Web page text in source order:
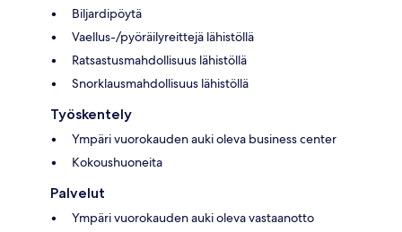
Biljardipöytä
Vaellus-/pyöräilyreittejä lähistöllä
Ratsastusmahdollisuus lähistöllä
Snorklausmahdollisuus lähistöllä
Työskentely
Ympäri vuorokauden auki oleva business center
Kokoushuoneita
Palvelut
Ympäri vuorokauden auki oleva vastaanotto